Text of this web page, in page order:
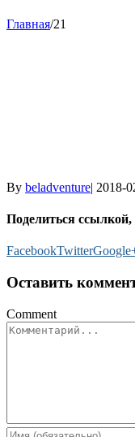
Главная/21
By beladventure| 2018-
Поделиться ссылкой,
FacebookTwitter
Оставить
Comment